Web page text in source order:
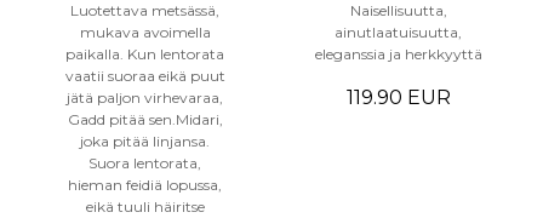
Luotettava metsässä,
mukava avoimella
paikalla. Kun lentorata
vaatii suoraa eikä puut
jätä paljon virhevaraa,
Gadd pitää sen.Midari,
joka pitää linjansa.
Suora lentorata,
hieman feidiä lopussa,
eikä tuuli häiritse
Naisellisuutta,
ainutlaatuisuutta,
eleganssia ja herkkyyttä
119.90 EUR